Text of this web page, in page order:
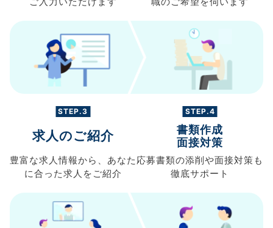
STEP.3
求人のご紹介
豊富な求人情報から、 あなた
に合った求人を ご紹介
STEP.4
書類作成
面接対策
応募書類の添削や面接対策も
徹底サポート